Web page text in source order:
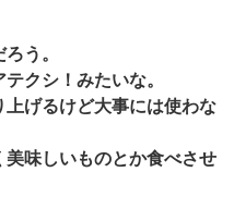
う。
クシ！みたいな。
げるけど大事には使わな
味しいものとか食べさせ